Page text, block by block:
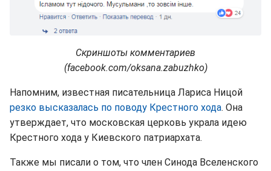
Скриншоты комментариев
(facebook.com/oksana.zabuzhko)
Напомним, известная писательница Лариса Ницой
резко высказалась по поводу Крестного хода. Она
утверждает, что московская церковь украла идею
Крестного хода у Киевского патриархата.
Также мы писали о том, что член Синода Вселенского